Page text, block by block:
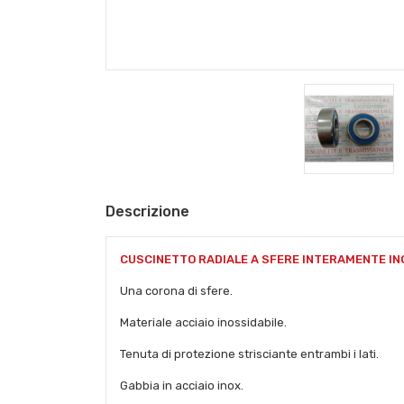
Descrizione
CUSCINETTO RADIALE A SFERE INTERAMENTE
Una corona di sfere.
Materiale acciaio inossidabile.
Tenuta di protezione strisciante entrambi i lati.
Gabbia in acciaio inox.